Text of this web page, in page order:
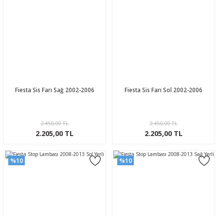
Fiesta Sis Farı Sağ 2002-2006
2.450,00 TL
2.205,00 TL
Fiesta Sis Farı Sol 2002-2006
2.450,00 TL
2.205,00 TL
%10 %10